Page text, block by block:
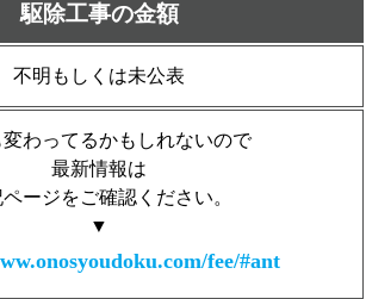
駆除工事の金額
不明もしくは未公表
わってるかもしれないので
最新情報は
ージをご確認ください。
▼
fee/#ant